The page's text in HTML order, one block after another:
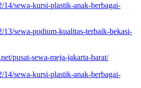
14/sewa-kursi-plastik-anak-berbagai-
13/sewa-podium-kualitas-terbaik-bekasi-
pusat-sewa-meja-jakarta-barat/
14/sewa-kursi-plastik-anak-berbagai-